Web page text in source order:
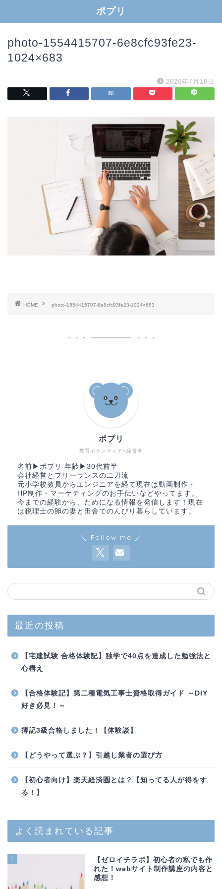
ポプリ
photo-1554415707-6e8cfc93fe23-
1024×683
2020年7月18日
HOME photo-1554415707-6e8cfc93fe23-1024×683
教育ボランティア×経営者
ポプリ
名前▶︎ポプリ 年齢▶︎30代前半
会社経営とフリーランスの二刀流
元小学校教員からエンジニアを経て現在は動画制作・
HP制作・マーケティングのお手伝いなどやってます。
今までの経験から、ためになる情報を発信します！現在
は税理士の卵の妻と田舎でのんびり暮らしています。
＼ Follow me ／
最近の投稿
【宅建試験 合格体験記】独学で40点を達成した勉強法と
心構え
【合格体験記】第二種電気工事士資格取得ガイド ～DIY
好き必見！～
簿記3級合格しました！【体験談】
【どうやって選ぶ？】引越し業者の選び方
【初心者向け】楽天経済圏とは？【知ってる人が得をす
る！】
よく読まれている記事
1
【ゼロイチラボ】初心者の私でも作
れた！webサイト制作講座の内容と
感想！